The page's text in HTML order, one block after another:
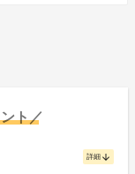
ト／
詳細 arrow_downward